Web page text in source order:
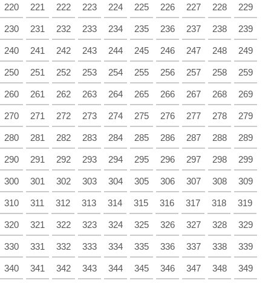
220 221 222 223 224 225 226 227 228 229
230 231 232 233 234 235 236 237 238 239
240 241 242 243 244 245 246 247 248 249
250 251 252 253 254 255 256 257 258 259
260 261 262 263 264 265 266 267 268 269
270 271 272 273 274 275 276 277 278 279
280 281 282 283 284 285 286 287 288 289
290 291 292 293 294 295 296 297 298 299
300 301 302 303 304 305 306 307 308 309
310 311 312 313 314 315 316 317 318 319
320 321 322 323 324 325 326 327 328 329
330 331 332 333 334 335 336 337 338 339
340 341 342 343 344 345 346 347 348 349